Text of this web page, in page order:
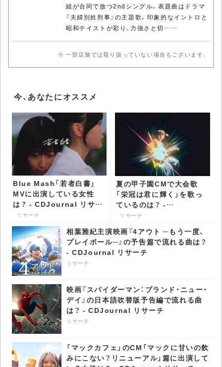
組が合同で放つ2ndシングル。表題曲はドラマ
『夫婦別姓刑事』の主題歌。印象的なイントロと
昭和テイストが彩り、力強さと切……
※ 一部店舗では取り扱っていない場合もございます。
今、あなたにオススメ
Blue Mash「若者白書」
MVに出演している女性
は？ - CDJournal リサー
チ
リサーチ
夏の甲子園CMで大会歌
「栄冠は君に輝く」を歌っ
ているのは？ -
CDJournal リサーチ
リサーチ
相葉雅紀主演映画『4アウト ─もう一度、
プレイボール─』の予告篇で流れる曲は？
- CDJournal リサーチ
リサーチ
映画『スパイダーマン：ブランド・ニュー・
デイ』の日本語吹替版予告編で流れる曲
は？ - CDJournal リサーチ
リサーチ
「マックカフェ」のCM「マックに甘いの飲
みにこない？リニューアル」篇に出演して